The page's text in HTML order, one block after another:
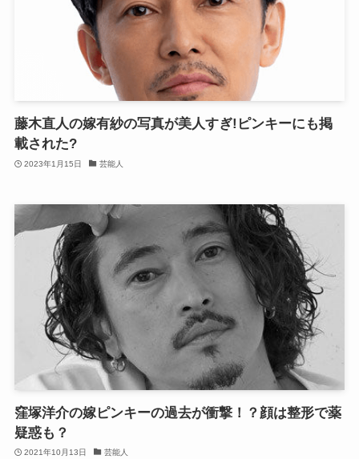
藤木直人の嫁有紗の写真が美人すぎ!ピンキーにも掲
載された?
2023年1月15日 芸能人
窪塚洋介の嫁ピンキーの過去が衝撃！？顔は整形で薬
疑惑も？
2021年10月13日 芸能人